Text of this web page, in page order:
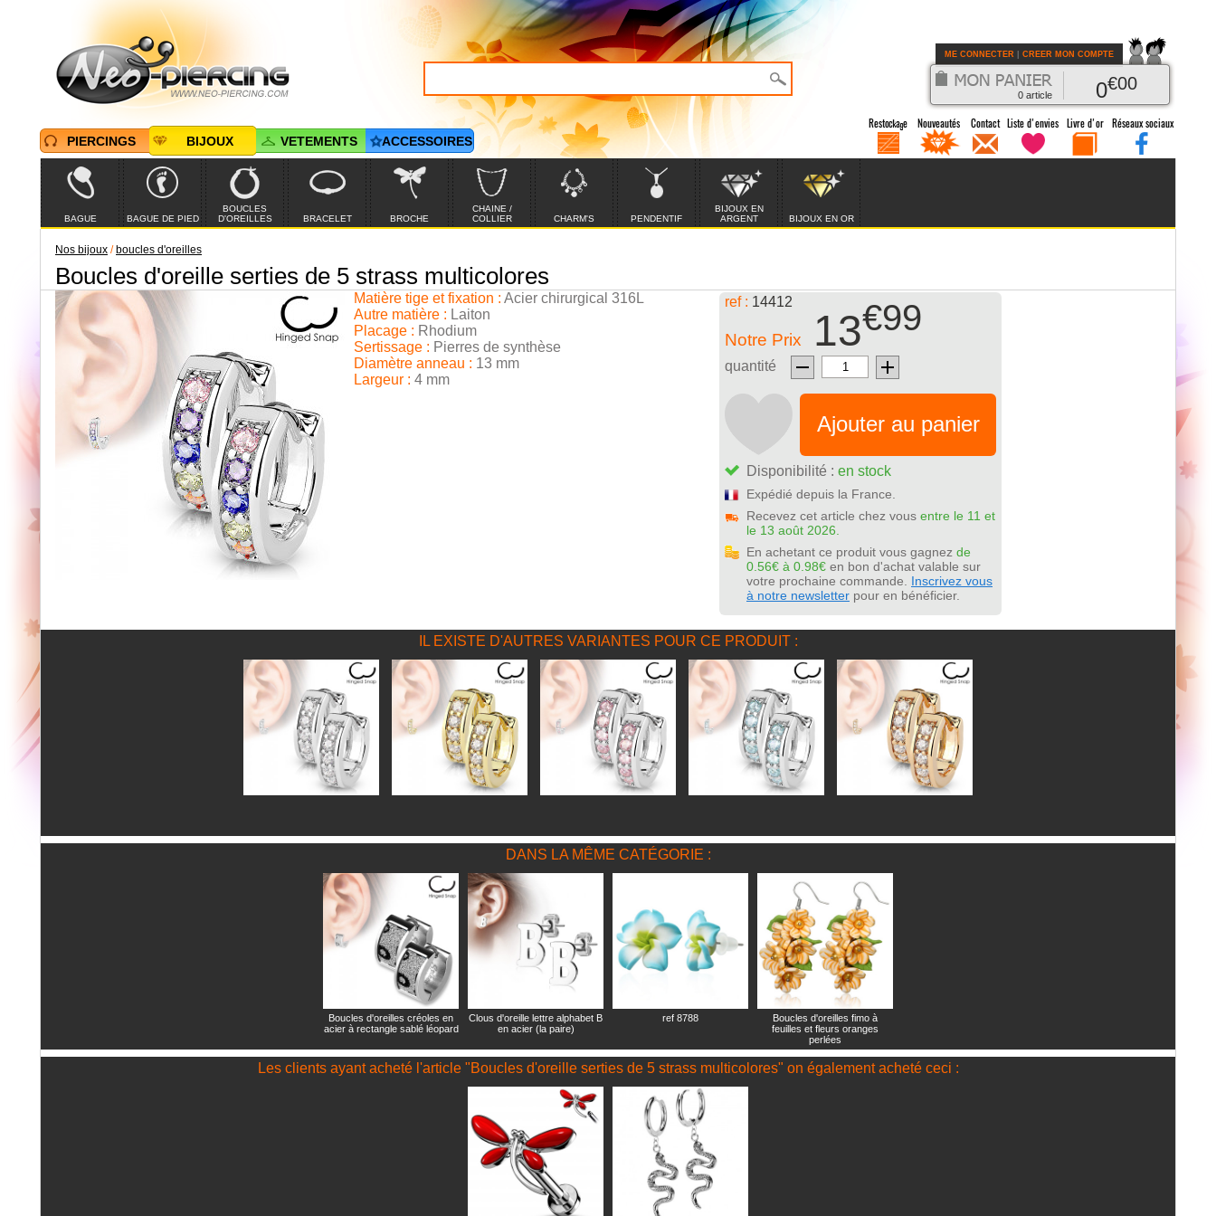
0 article 0€00
ME CONNECTER CREER MON COMPTE
PIERCINGS BIJOUX
BAGUE BAGUE DE PIED
BOUCLES
D'OREILLES
BRACELET BROCHE
CHAINE /
COLLIER
CHARM'S PENDENTIF
BIJOUX EN
ARGENT
BIJOUX EN OR
VETEMENTS ACCESSOIRES
Nos bijoux / boucles d'oreilles
Boucles d'oreille serties de 5 strass multicolores
ref : 14412
Notre Prix 13€99
quantité
Ajouter au panier
Disponibilité : en stock
Expédié depuis la France.
Recevez cet article chez vous entre le 11 et
le 13 août 2026.
En achetant ce produit vous gagnez de
0.56€ à 0.98€ en bon d'achat valable sur
votre prochaine commande. Inscrivez vous
à notre newsletter pour en bénéficier.
Matière tige et fixation : Acier chirurgical 316L
Autre matière : Laiton
Placage : Rhodium
Sertissage : Pierres de synthèse
Diamètre anneau : 13 mm
Largeur : 4 mm
IL EXISTE D'AUTRES VARIANTES POUR CE PRODUIT :
DANS LA MÊME CATÉGORIE :
Boucles d'oreilles créoles en
acier à rectangle sablé léopard
Clous d'oreille lettre alphabet B
en acier (la paire)
ref 8788
Boucles d'oreilles fimo à
feuilles et fleurs oranges
perlées
Les clients ayant acheté l'article "Boucles d'oreille serties de 5 strass multicolores" on également acheté ceci :